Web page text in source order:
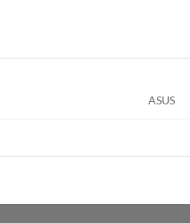
ASUS